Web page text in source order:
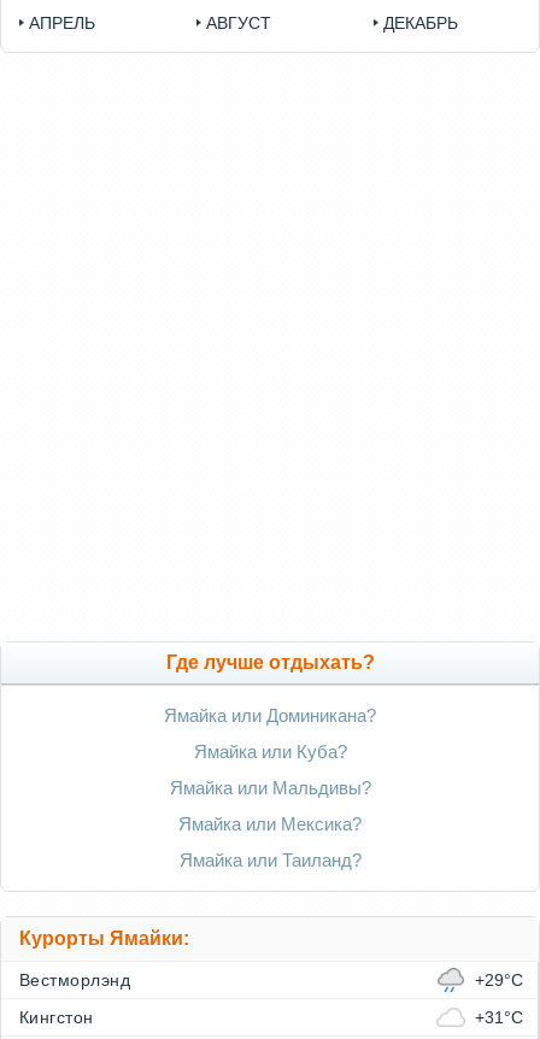
АПРЕЛЬ
АВГУСТ
ДЕКАБРЬ
Где лучше отдыхать?
Ямайка или Доминикана?
Ямайка или Куба?
Ямайка или Мальдивы?
Ямайка или Мексика?
Ямайка или Таиланд?
Курорты Ямайки:
Вестморлэнд
+29°C
Кингстон
+31°C